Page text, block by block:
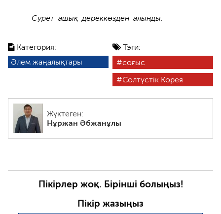
Категория:
Әлем жаңалықтары
Тэги:
соғыс
Солтүстік Корея
Жүктеген:
Нұржан Әбжанұлы
Сурет ашық дереккөзден алынды.
Пікірлер жоқ. Бірінші болыңыз!
Пікір жазыңыз